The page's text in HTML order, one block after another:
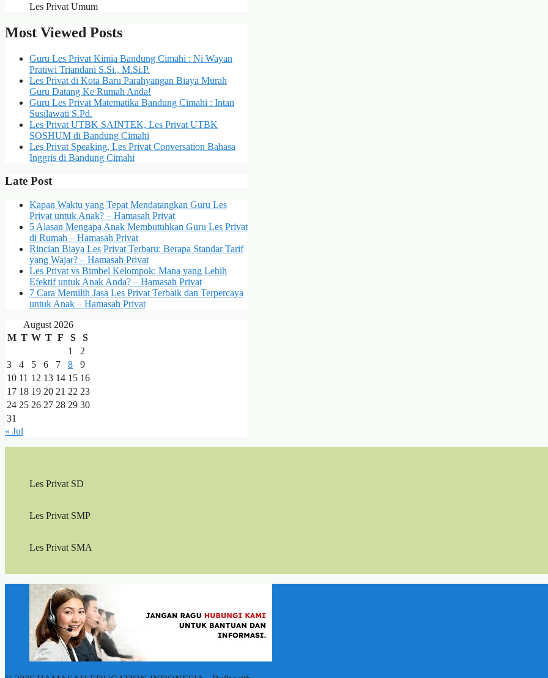
Les Privat Umum
Most Viewed Posts
Guru Les Privat Kimia Bandung Cimahi : Ni Wayan
Pratiwi Triandani S.Si., M.Si.P.
Les Privat di Kota Baru Parahyangan Biaya Murah
Guru Datang Ke Rumah Anda!
Guru Les Privat Matematika Bandung Cimahi : Intan
Susilawati S.Pd.
Les Privat UTBK SAINTEK, Les Privat UTBK
SOSHUM di Bandung Cimahi
Les Privat Speaking, Les Privat Conversation Bahasa
Inggris di Bandung Cimahi
Late Post
Kapan Waktu yang Tepat Mendatangkan Guru Les
Privat untuk Anak? – Hamasah Privat
5 Alasan Mengapa Anak Membutuhkan Guru Les Privat
di Rumah – Hamasah Privat
Rincian Biaya Les Privat Terbaru: Berapa Standar Tarif
yang Wajar? – Hamasah Privat
Les Privat vs Bimbel Kelompok: Mana yang Lebih
Efektif untuk Anak Anda? – Hamasah Privat
7 Cara Memilih Jasa Les Privat Terbaik dan Terpercaya
untuk Anak – Hamasah Privat
August 2026
M T W T F S
S
1
2
3
4 5 6 7 8
9
10 11 12 13 14 15 16
17 18 19 20 21 22 23
24 25 26 27 28 29 30
31
« Jul
Les Privat SD
Les Privat SMP
Les Privat SMA